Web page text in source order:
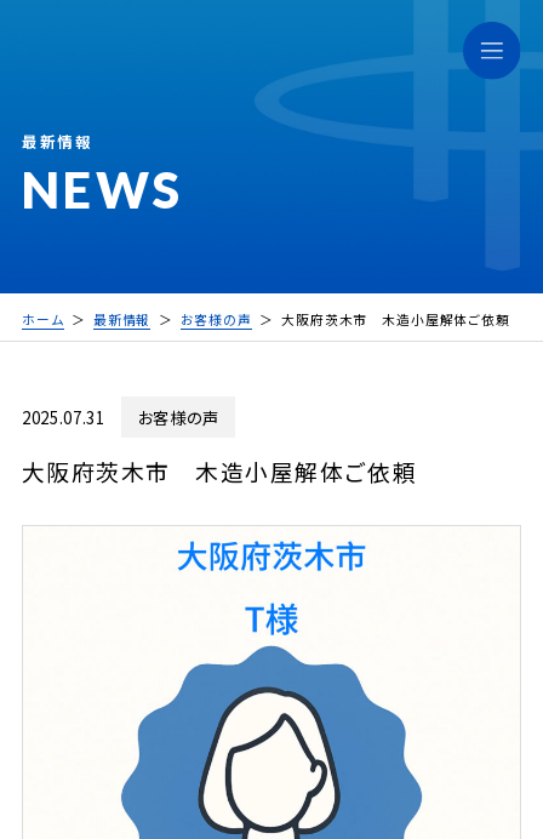
NEWS
最新情報
ホーム 最新情報 お客様の声 大阪府茨木市 木造小屋解体ご依頼
2025.07.31 お客様の声
大阪府茨木市 木造小屋解体ご依頼